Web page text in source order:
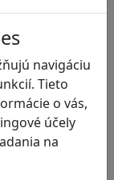
navigáciu
Tieto
o vás,
účely
na
Mediálna
predmety: